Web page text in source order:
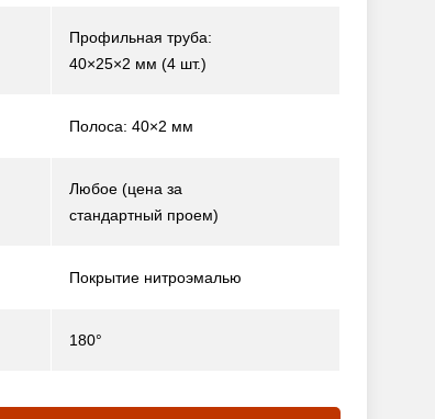
Профильная труба:
40×25×2 мм (4 шт.)
Полоса: 40×2 мм
Любое (цена за
стандартный проем)
Покрытие нитроэмалью
180°